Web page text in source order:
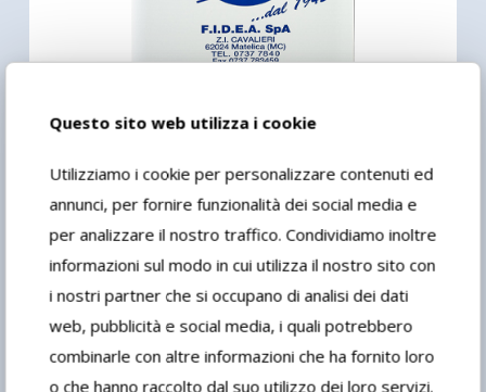
Questo sito web utilizza i cookie
Utilizziamo i cookie per personalizzare contenuti ed
annunci, per fornire funzionalità dei social media e
per analizzare il nostro traffico. Condividiamo inoltre
informazioni sul modo in cui utilizza il nostro sito con
i nostri partner che si occupano di analisi dei dati
web, pubblicità e social media, i quali potrebbero
combinarle con altre informazioni che ha fornito loro
o che hanno raccolto dal suo utilizzo dei loro servizi.
Diluente adesivi neoprene 612